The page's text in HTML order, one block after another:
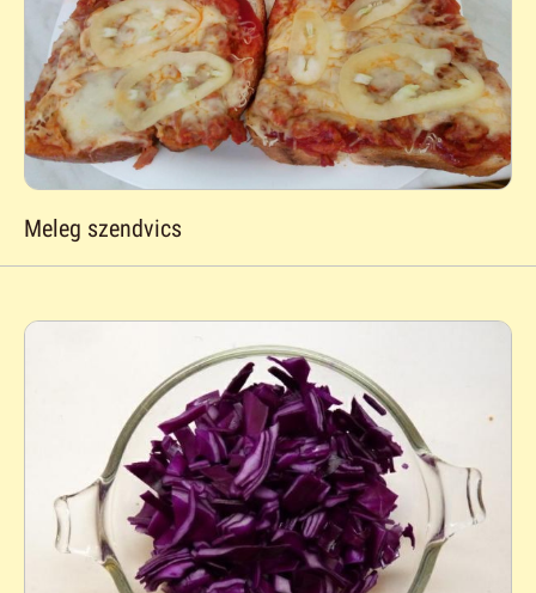
Meleg szendvics